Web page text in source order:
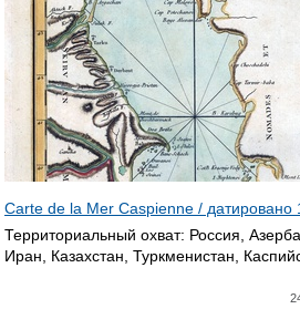
Carte de la Mer Caspienne / датировано
Территориальный охват: Россия,
Иран, Казахстан, Туркменистан,